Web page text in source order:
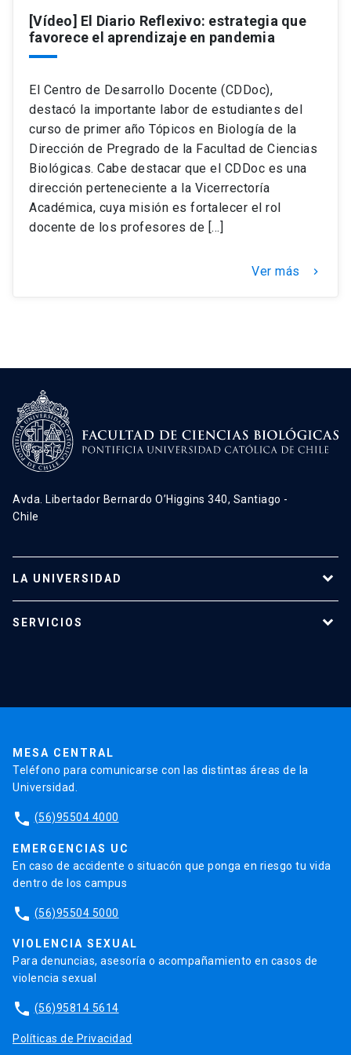
Académicos
Consejo de Facultad
Secretaría Académica
Documentos FCB
Dirección Investigación
Grupos de Investigación
Institutos y Centros
FCB en el Territorio
Redes Internacionales
Estudiantes
Pregrado
Postgrado
Centro de Estudiantes
Publicaciones
Contacto
[Vídeo] El Diario Reflexivo: estrategia que
favorece el aprendizaje en pandemia
El Centro de Desarrollo Docente (CDDoc),
destacó la importante labor de estudiantes del
curso de primer año Tópicos en Biología de la
Dirección de Pregrado de la Facultad de Ciencias
Biológicas. Cabe destacar que el CDDoc es una
dirección perteneciente a la Vicerrectoría
Académica, cuya misión es fortalecer el rol
docente de los profesores de […]
Ver más keyboard_arrow_right
Avda. Libertador Bernardo O’Higgins 340, Santiago -
Chile
LA UNIVERSIDAD
Admisión
SERVICIOS
MESA CENTRAL
Teléfono para comunicarse con las distintas áreas de la
Universidad.
phone (56)95504 4000
EMERGENCIAS UC
En caso de accidente o situacón que ponga en riesgo tu vida
dentro de los campus
phone (56)95504 5000
VIOLENCIA SEXUAL
Para denuncias, asesoría o acompañamiento en casos de
violencia sexual
phone (56)95814 5614
Políticas de Privacidad